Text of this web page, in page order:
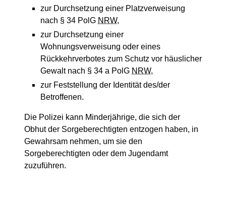
zur Durchsetzung einer Platzverweisung
nach § 34 PolG NRW,
zur Durchsetzung einer
Wohnungsverweisung oder eines
Rückkehrverbotes zum Schutz vor häuslicher
Gewalt nach § 34 a PolG NRW,
zur Feststellung der Identität des/der
Betroffenen.
Die Polizei kann Minderjährige, die sich der
Obhut der Sorgeberechtigten entzogen haben, in
Gewahrsam nehmen, um sie den
Sorgeberechtigten oder dem Jugendamt
zuzuführen.